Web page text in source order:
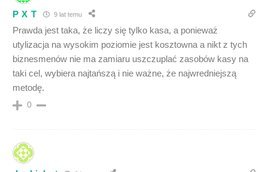
P X T 9 lat temu
Prawda jest taka, że liczy się tylko kasa, a ponieważ
utylizacja na wysokim poziomie jest kosztowna a nikt z tych
biznesmenów nie ma zamiaru uszczuplać zasobów kasy na
taki cel, wybiera najtańszą i nie ważne, że najwredniejszą
metodę.
0